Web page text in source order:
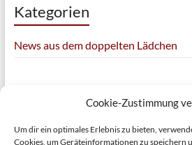
Cookie-Zustimmung
Um dir ein optimales Erlebnis zu bieten,
Cookies, um Geräteinformationen zu speichern
Kategorien
News aus dem doppelten Lädchen
Kontakt